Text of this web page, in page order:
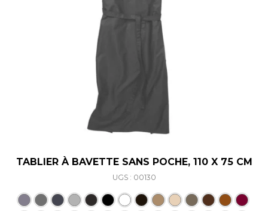
TABLIER À BAVETTE SANS POCHE, 110 X 75 CM
UGS : 00130